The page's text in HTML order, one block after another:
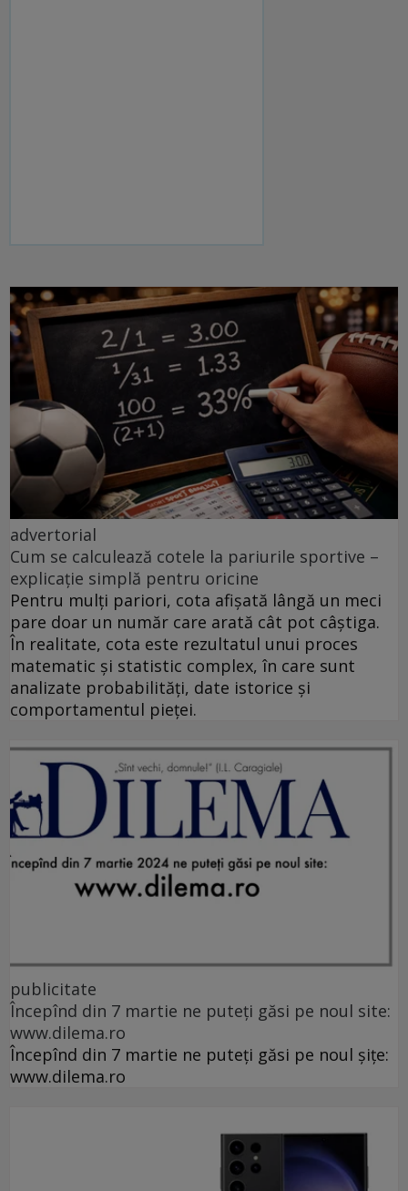
advertorial
Cum se calculează cotele la pariurile sportive –
explicație simplă pentru oricine
Pentru mulți pariori, cota afișată lângă un meci
pare doar un număr care arată cât pot câștiga.
În realitate, cota este rezultatul unui proces
matematic și statistic complex, în care sunt
analizate probabilități, date istorice și
comportamentul pieței.
publicitate
Începînd din 7 martie ne puteți găsi pe noul site:
www.dilema.ro
Începînd din 7 martie ne puteți găsi pe noul șițe:
www.dilema.ro